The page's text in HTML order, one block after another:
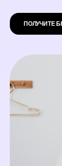
ПОЛУЧИТЕ